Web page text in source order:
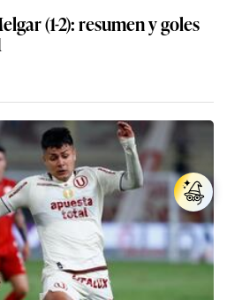
(1-2): resumen y goles